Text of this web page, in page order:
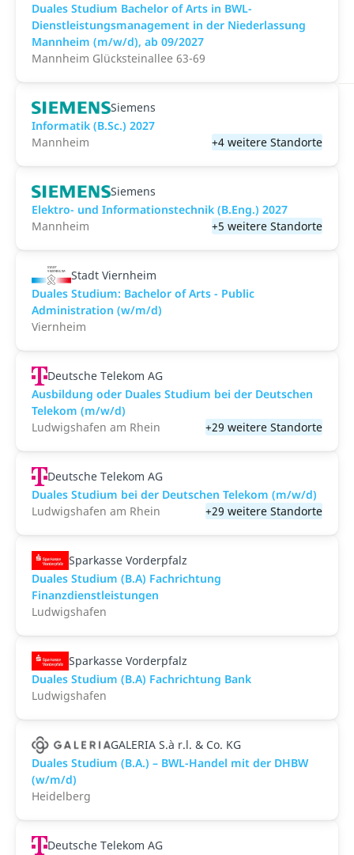
Duales Studium Bachelor of Arts in BWL-
Dienstleistungsmanagement in der Niederlassung
Mannheim (m/w/d), ab 09/2027
Mannheim Glücksteinallee 63-69
Siemens
Informatik (B.Sc.) 2027
Mannheim
+4 weitere Standorte
Siemens
Elektro- und Informationstechnik (B.Eng.) 2027
Mannheim
+5 weitere Standorte
Stadt Viernheim
Duales Studium: Bachelor of Arts - Public
Administration (w/m/d)
Viernheim
Deutsche Telekom AG
Ausbildung oder Duales Studium bei der Deutschen
Telekom (m/w/d)
Ludwigshafen am Rhein
+29 weitere Standorte
Deutsche Telekom AG
Duales Studium bei der Deutschen Telekom (m/w/d)
Ludwigshafen am Rhein
+29 weitere Standorte
Sparkasse Vorderpfalz
Duales Studium (B.A) Fachrichtung
Finanzdienstleistungen
Ludwigshafen
Sparkasse Vorderpfalz
Duales Studium (B.A) Fachrichtung Bank
Ludwigshafen
GALERIA S.à r.l. & Co. KG
Duales Studium (B.A.) – BWL-Handel mit der DHBW
(w/m/d)
Heidelberg
Deutsche Telekom AG